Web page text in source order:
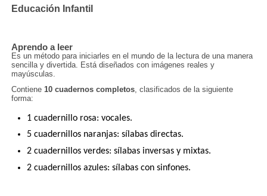
Educación Infantil
Aprendo a leer
Es un método para iniciarles en el mundo de la lectura de una manera
sencilla y divertida. Está diseñados con imágenes reales y
mayúsculas.
Contiene 10 cuadernos completos , clasificados de la siguiente
forma:
1 cuadernillo rosa: vocales.
5 cuadernillos naranjas: sílabas directas.
2 cuadernillos verdes: sílabas inversas y mixtas.
2 cuadernillos azules: sílabas con sinfones.